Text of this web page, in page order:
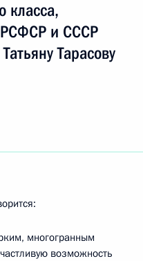
класса,
РСФСР и СССР
Тарасову
многогранным
возможность